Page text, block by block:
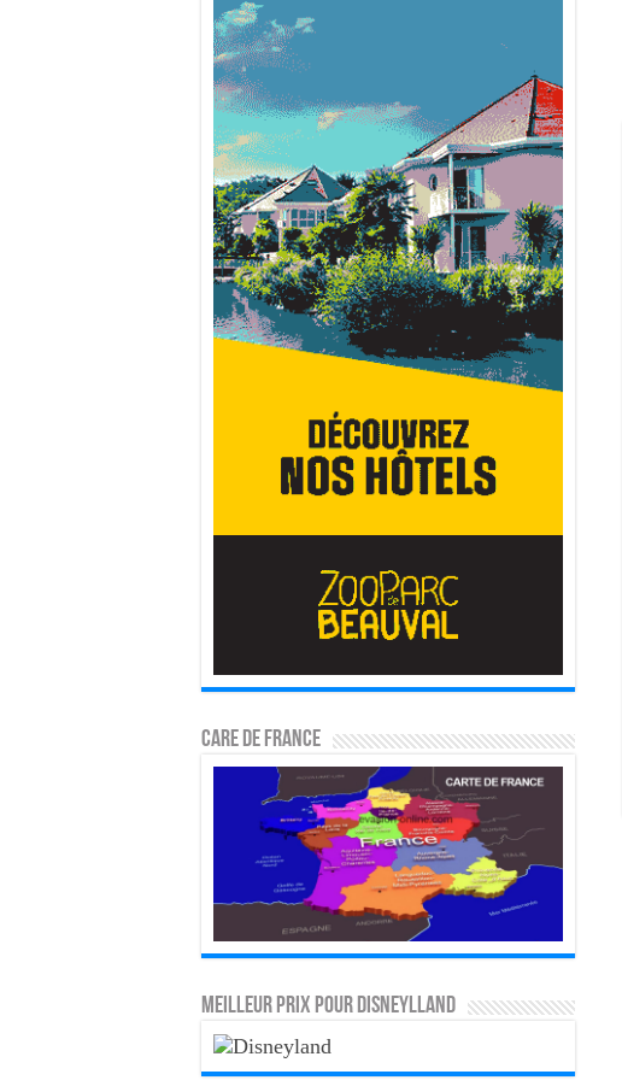
CARE DE FRANCE
MEILLEUR PRIX POUR DISNEYLLAND